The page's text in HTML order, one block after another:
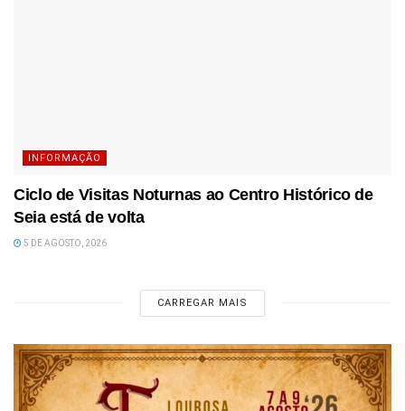
INFORMAÇÃO
Ciclo de Visitas Noturnas ao Centro Histórico de
Seia está de volta
5 DE AGOSTO, 2026
CARREGAR MAIS